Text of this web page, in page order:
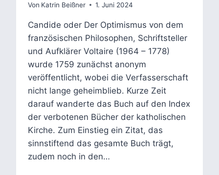
Von Katrin Beißner 1. Juni 2024
Candide oder Der Optimismus von dem
französischen Philosophen, Schriftsteller
und Aufklärer Voltaire (1964 – 1778)
wurde 1759 zunächst anonym
veröffentlicht, wobei die Verfasserschaft
nicht lange geheimblieb. Kurze Zeit
darauf wanderte das Buch auf den Index
der verbotenen Bücher der katholischen
Kirche. Zum Einstieg ein Zitat, das
sinnstiftend das gesamte Buch trägt,
zudem noch in den…